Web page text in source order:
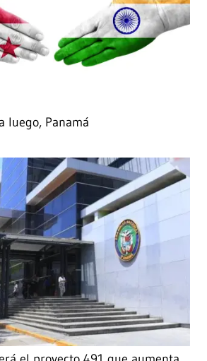
luego, Panamá